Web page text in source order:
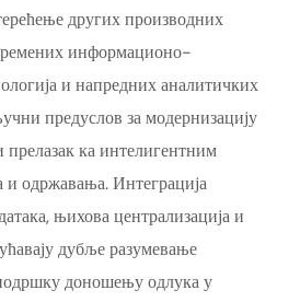
других производних
информационо-
и напредних аналитичких
предуслов за модернизацију
прелазак ка интелигентним
одржавања. Интеграција
њихова централизација и
дубље разумевање
доношењу одлука у